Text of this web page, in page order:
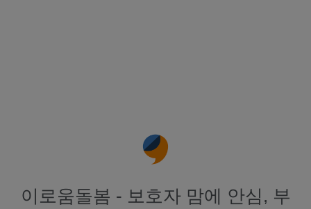
이로움돌봄 - 보호자 맘에 안심, 부